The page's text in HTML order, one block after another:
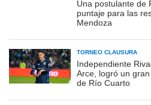
Una postulante de
puntaje para las
Mendoza
TORNEO CLAUSURA
Independiente
Arce, logró un
de Río Cuarto